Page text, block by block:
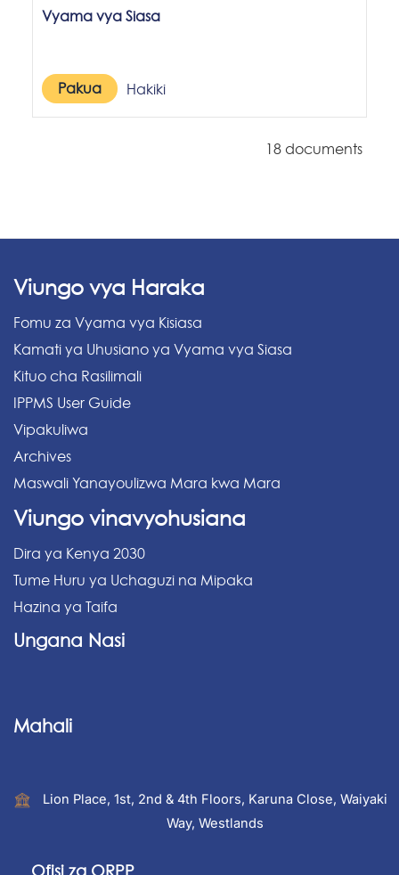
Vyama vya Siasa
Pakua Hakiki
18 documents
Viungo vya Haraka
Fomu za Vyama vya Kisiasa
Kamati ya Uhusiano ya Vyama vya Siasa
Kituo cha Rasilimali
IPPMS User Guide
Vipakuliwa
Archives
Maswali Yanayoulizwa Mara kwa Mara
Viungo vinavyohusiana
Dira ya Kenya 2030
Tume Huru ya Uchaguzi na Mipaka
Hazina ya Taifa
Ungana Nasi
Mahali
Lion Place, 1st, 2nd & 4th Floors, Karuna Close, Waiyaki
Way, Westlands
Ofisi za ORPP